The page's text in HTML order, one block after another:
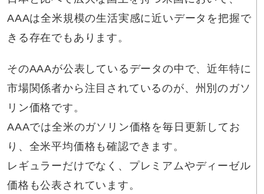
AAAは全米規模の生活実感に近いデータを把握で
きる存在でもあります。
そのAAAが公表しているデータの中で、近年特に
市場関係者から注目されているのが、州別のガソ
リン価格です。
AAAでは全米のガソリン価格を毎日更新してお
り、全米平均価格も確認できます。
レギュラーだけでなく、プレミアムやディーゼル
価格も公表されています。